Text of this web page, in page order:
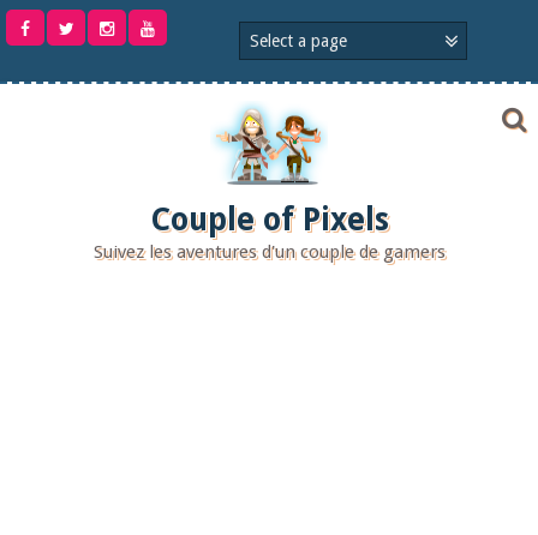
Aller
Couple of Pixels
Suivez les aventures d'un couple de gamers